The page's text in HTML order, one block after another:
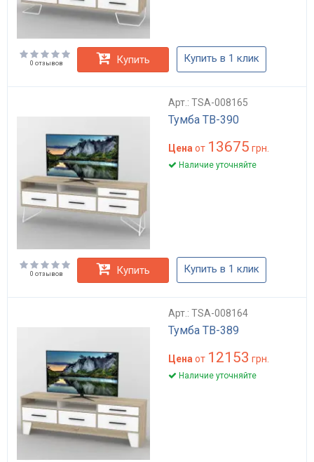
0 отзывов Купить Купить в 1 клик
Арт.: TSA-008165
Тумба ТВ-390
Цена от 13675 грн.
Наличие уточняйте
0 отзывов Купить Купить в 1 клик
Арт.: TSA-008164
Тумба ТВ-389
Цена от 12153 грн.
Наличие уточняйте